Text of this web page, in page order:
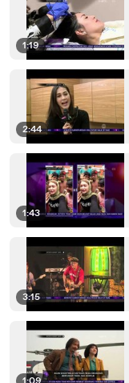
1:19
2:44
1:43
3:15